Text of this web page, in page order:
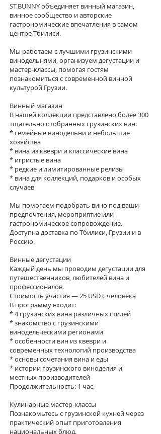
ST.BUNNY объединяет винный магазин,
винное сообщество и авторские
гастрономические впечатления в самом
центре Тбилиси.
Мы работаем с лучшими грузинскими
винодельнями, организуем дегустации и
мастер-классы, помогая гостям
познакомиться с современной винной
культурой Грузии.
Винный магазин
В нашей коллекции представлено более 300
тщательно отобранных грузинских вин:
* семейные винодельни и небольшие
хозяйства
* вина из квеври и классические вина
* игристые вина
* редкие и лимитированные релизы
* вина для коллекций, подарков и особых
случаев
Мы помогаем подобрать вино под ваши
предпочтения, мероприятие или
гастрономическое сопровождение.
Доступна доставка по Тбилиси, Грузии и в
Россию.
Винные дегустации
Каждый день мы проводим дегустации для
путешественников, любителей вина и
профессионалов.
Стоимость участия — 25 USD с человека
В программу входит:
* 4 грузинских вина различных стилей
* знакомство с грузинскими
винодельческими регионами
* особенности вин из квеври и
современных технологий производства
* основы сочетания вина и еды
* истории грузинского виноделия и
местных производителей
Продолжительность: 1 час.
Кулинарные мастер-классы
Познакомьтесь с грузинской кухней через
практический опыт приготовления
национальных блюд.